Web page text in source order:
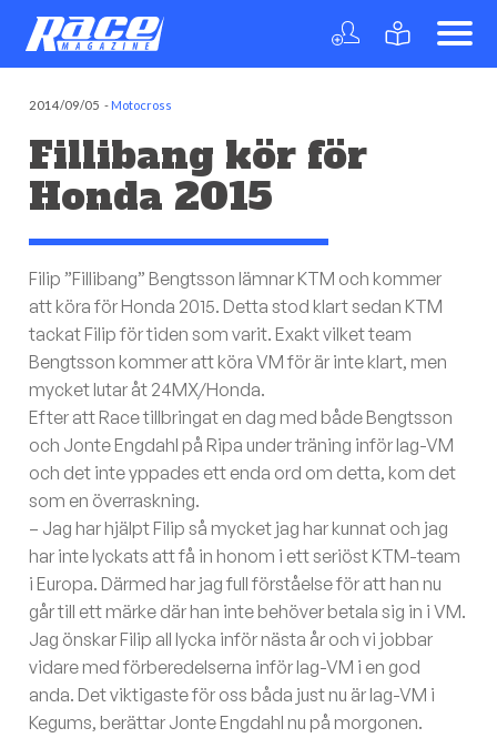
2014/09/05 -Motocross
Fillibang kör för
Honda 2015
Filip ”Fillibang” Bengtsson lämnar KTM och kommer
att köra för Honda 2015. Detta stod klart sedan KTM
tackat Filip för tiden som varit. Exakt vilket team
Bengtsson kommer att köra VM för är inte klart, men
mycket lutar åt 24MX/Honda.
Efter att Race tillbringat en dag med både Bengtsson
och Jonte Engdahl på Ripa under träning inför lag-VM
och det inte yppades ett enda ord om detta, kom det
som en överraskning.
– Jag har hjälpt Filip så mycket jag har kunnat och jag
har inte lyckats att få in honom i ett seriöst KTM-team
i Europa. Därmed har jag full förståelse för att han nu
går till ett märke där han inte behöver betala sig in i VM.
Jag önskar Filip all lycka inför nästa år och vi jobbar
vidare med förberedelserna inför lag-VM i en god
anda. Det viktigaste för oss båda just nu är lag-VM i
Kegums, berättar Jonte Engdahl nu på morgonen.